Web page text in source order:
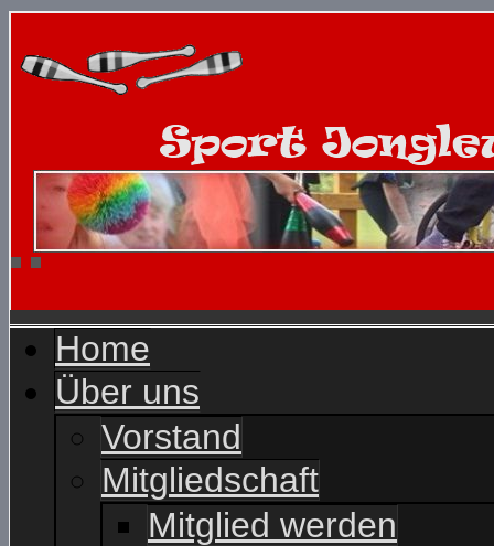
Home
Über uns
Vorstand
Mitgliedschaft
Mitglied werden